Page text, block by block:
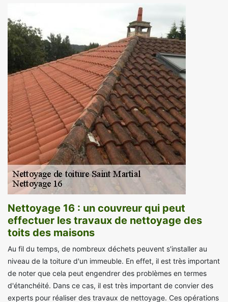
Nettoyage 16 : un couvreur qui peut
effectuer les travaux de nettoyage des
toits des maisons
Au fil du temps, de nombreux déchets peuvent s'installer au
niveau de la toiture d'un immeuble. En effet, il est très important
de noter que cela peut engendrer des problèmes en termes
d'étanchéité. Dans ce cas, il est très important de convier des
experts pour réaliser des travaux de nettoyage. Ces opérations